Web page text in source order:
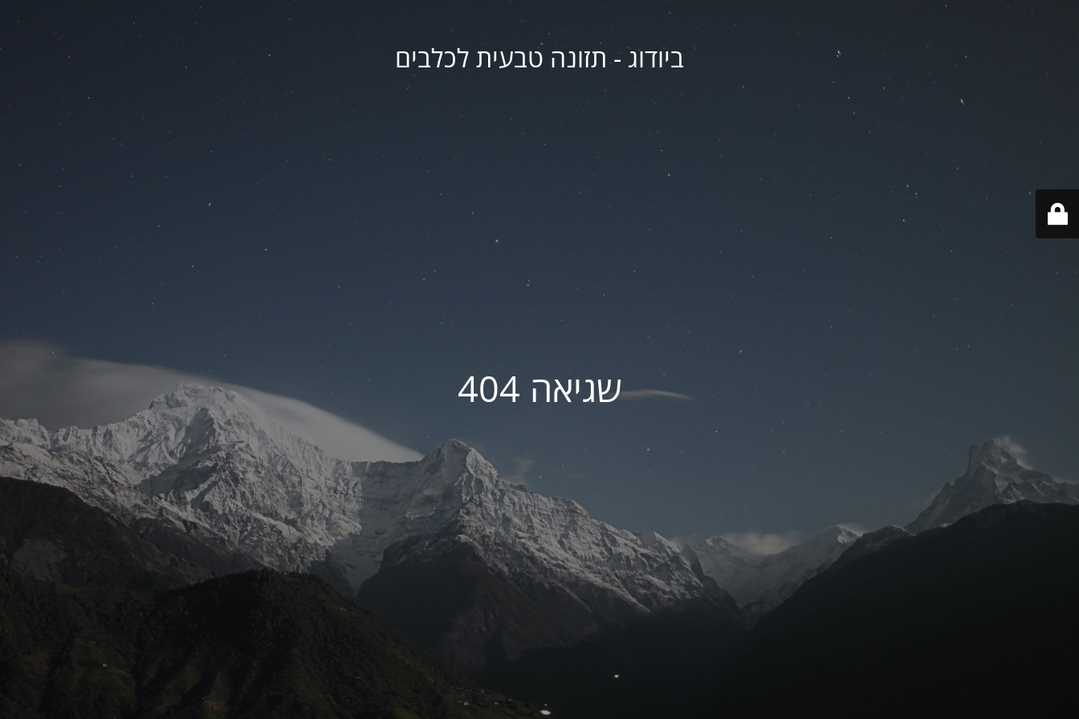
ביודוג - תזונה טבעית לכלבים
שגיאה 404